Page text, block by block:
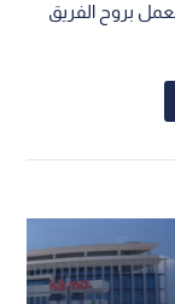
بروح الفريق